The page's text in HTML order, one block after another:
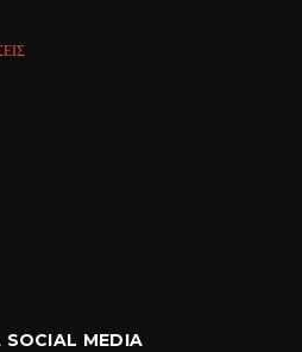
MEDIA